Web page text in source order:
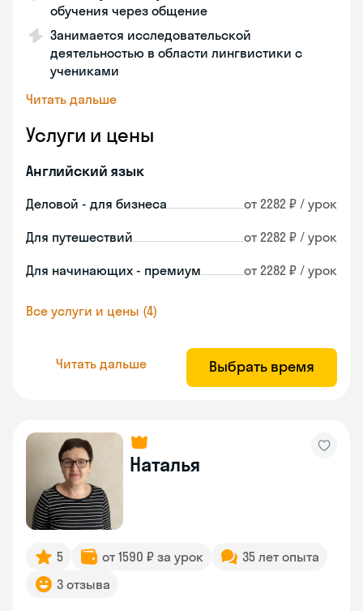
обучения через общение
Занимается исследовательской
деятельностью в области лингвистики с
учениками
Читать дальше
Услуги и цены
Английский язык
Деловой - для бизнеса от 2282 ₽ / урок
Для путешествий от 2282 ₽ / урок
Для начинающих - премиум от 2282 ₽ / урок
Все услуги и цены (4)
Читать дальше Выбрать время
Наталья
5 от 1590 ₽ за урок
35 лет опыта
3 отзыва